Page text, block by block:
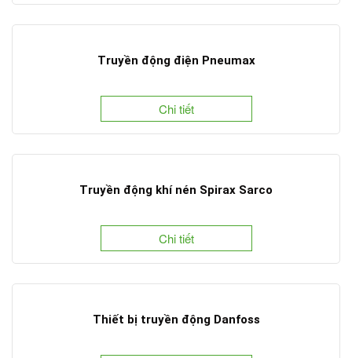
Truyền động điện Pneumax
Chi tiết
Truyền động khí nén Spirax Sarco
Chi tiết
Thiết bị truyền động Danfoss